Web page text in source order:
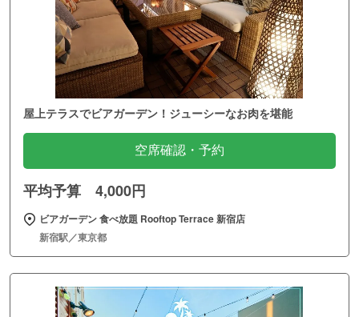
屋上テラスでビアガーデン！ジューシーなお肉を堪能
空席確認・予約
平均予算 4,000円
ビアガーデン 食べ放題 Rooftop Terrace 新宿店
新宿駅／東京都